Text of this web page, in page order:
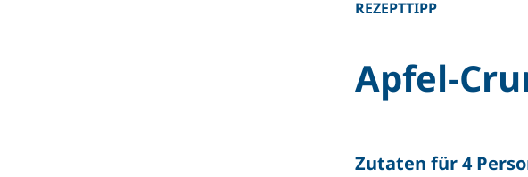
REZEPTTIPP
Apfel-
Zutaten für 4